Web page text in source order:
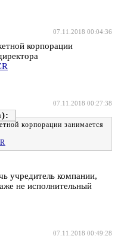
07.11.2018 00:04:36
корпорации
07.11.2018 00:27:38
корпорации занимается
учредитель компании,
не исполнительный
07.11.2018 00:49:28